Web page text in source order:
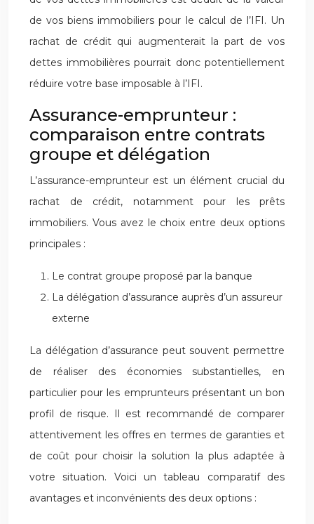
de vos biens immobiliers pour le calcul de l’IFI. Un
rachat de crédit qui augmenterait la part de vos
dettes immobilières pourrait donc potentiellement
réduire votre base imposable à l’IFI.
Assurance-emprunteur :
comparaison entre contrats
groupe et délégation
L’assurance-emprunteur est un élément crucial du
rachat de crédit, notamment pour les prêts
immobiliers. Vous avez le choix entre deux options
principales :
Le contrat groupe proposé par la banque
La délégation d’assurance auprès d’un assureur
externe
La délégation d’assurance peut souvent permettre
de réaliser des économies substantielles, en
particulier pour les emprunteurs présentant un bon
profil de risque. Il est recommandé de comparer
attentivement les offres en termes de garanties et
de coût pour choisir la solution la plus adaptée à
votre situation. Voici un tableau comparatif des
avantages et inconvénients des deux options :